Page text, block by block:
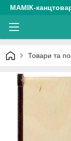
МАМІК-
Товари та